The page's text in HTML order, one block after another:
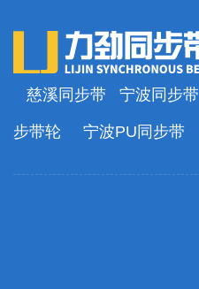
慈溪同步带 宁波同步带
步带轮 宁波PU同步带